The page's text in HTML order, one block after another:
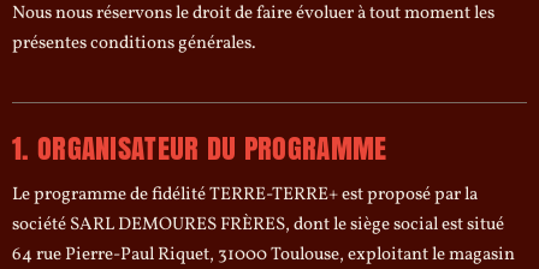
Nous nous réservons le droit de faire évoluer à tout moment les
présentes conditions générales.
1. ORGANISATEUR DU PROGRAMME
Le programme de fidélité TERRE-TERRE+ est proposé par la
société SARL DEMOURES FRÈRES, dont le siège social est situé
64 rue Pierre-Paul Riquet, 31000 Toulouse, exploitant le magasin